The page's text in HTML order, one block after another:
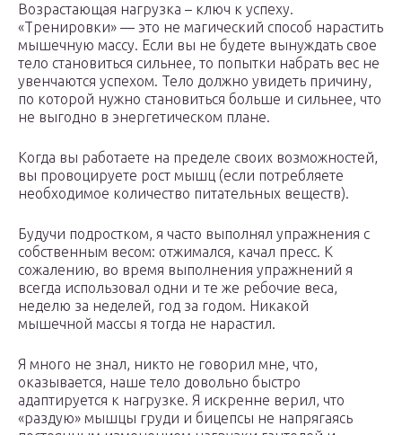
Возрастающая нагрузка – ключ к успеху.
«Тренировки» — это не магический способ нарастить
мышечную массу. Если вы не будете вынуждать свое
тело становиться сильнее, то попытки набрать вес не
увенчаются успехом. Тело должно увидеть причину,
по которой нужно становиться больше и сильнее, что
не выгодно в энергетическом плане.
Когда вы работаете на пределе своих возможностей,
вы провоцируете рост мышц (если потребляете
необходимое количество питательных веществ).
Будучи подростком, я часто выполнял упражнения с
собственным весом: отжимался, качал пресс. К
сожалению, во время выполнения упражнений я
всегда использовал одни и те же ребочие веса,
неделю за неделей, год за годом. Никакой
мышечной массы я тогда не нарастил.
Я много не знал, никто не говорил мне, что,
оказывается, наше тело довольно быстро
адаптируется к нагрузке. Я искренне верил, что
«раздую» мышцы груди и бицепсы не напрягаясь